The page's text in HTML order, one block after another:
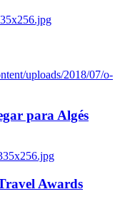
uploads/2018/07/o-
para Algés
Awards